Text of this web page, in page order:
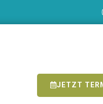
JETZT